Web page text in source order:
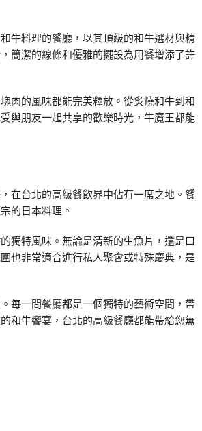
牛料理的餐廳，以其頂級的和牛選材與精
簡潔的線條和優雅的擺設為用餐增添了許
肉的風味都能完美釋放。從炙燒和牛到和
與朋友一起共享的歡樂時光，牛魔王都能
在台北的高級餐飲界中佔有一席之地。餐
的日本料理。
獨特風味。無論是清新的生魚片，還是口
也非常適合進行私人聚會或特殊慶典，是
每一間餐廳都是一個獨特的藝術空間，帶
和牛饗宴，台北的高級餐廳都能帶給您無